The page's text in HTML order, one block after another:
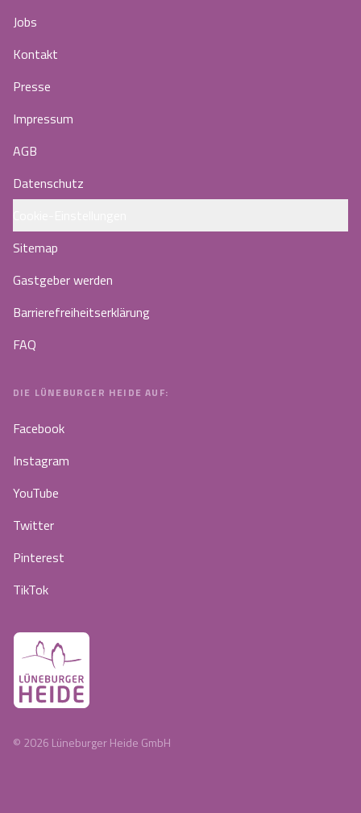
Jobs
Kontakt
Presse
Impressum
AGB
Datenschutz
Sitemap
Gastgeber werden
Barrierefreiheitserklärung
FAQ
DIE LÜNEBURGER HEIDE AUF:
Facebook
Instagram
YouTube
Twitter
Pinterest
TikTok
© 2026 Lüneburger Heide GmbH